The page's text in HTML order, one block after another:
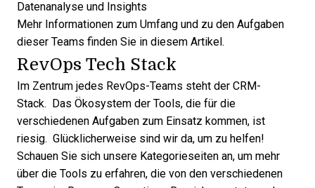
Datenanalyse und Insights
Mehr Informationen zum Umfang und zu den Aufgaben
dieser Teams finden Sie in diesem Artikel .
RevOps Tech Stack
Im Zentrum jedes RevOps-Teams steht der CRM-
Stack. Das Ökosystem der Tools, die für die
verschiedenen Aufgaben zum Einsatz kommen, ist
riesig. Glücklicherweise sind wir da, um zu helfen!
Schauen Sie sich unsere Kategorieseiten an, um mehr
über die Tools zu erfahren, die von den verschiedenen